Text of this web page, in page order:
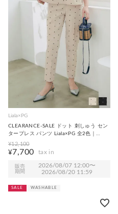
Liala×PG
CLEARANCE-SALE ドット 刺しゅう セン
タープレス パンツ Liala×PG 全2色｜
lpg721-2118【2】
¥12,100
¥7,700
販売
期間
2026/08/07 12:00〜
2026/08/20 11:59
SALE WASHABLE